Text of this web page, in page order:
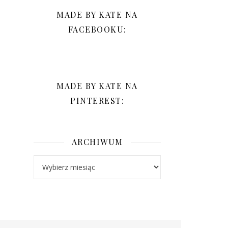
MADE BY KATE NA
FACEBOOKU:
MADE BY KATE NA
PINTEREST:
ARCHIWUM